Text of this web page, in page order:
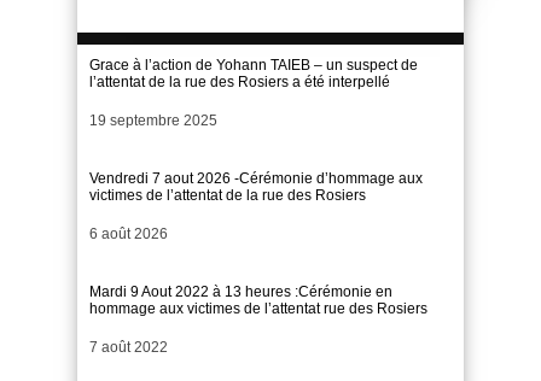
Grace à l’action de Yohann TAIEB – un suspect de
l’attentat de la rue des Rosiers a été interpellé
Date
19 septembre 2025
Vendredi 7 aout 2026 -Cérémonie d’hommage aux
victimes de l’attentat de la rue des Rosiers
Date
6 août 2026
Mardi 9 Aout 2022 à 13 heures :Cérémonie en
hommage aux victimes de l’attentat rue des Rosiers
Date
7 août 2022